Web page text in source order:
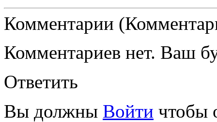
Комментарии
Комментариев нет. Ваш
Ответить
Вы должны Войти чтобы